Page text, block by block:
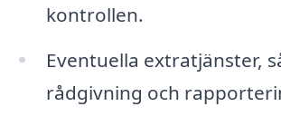
kontrollen.
Eventuella extratjänster,
rådgivning och